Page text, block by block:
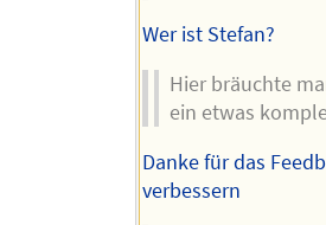
Wer ist Stefan?
Hier bräuchte
ein etwas
Danke für das
verbessern